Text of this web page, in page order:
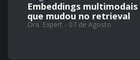
Embeddings multimodais
que mudou no retrieval
Dra. Expert - 07 de Agosto